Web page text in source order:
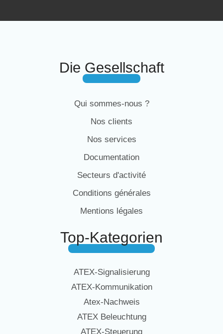
Die Gesellschaft
Qui sommes-nous ?
Nos clients
Nos services
Documentation
Secteurs d'activité
Conditions générales
Mentions légales
Top-Kategorien
ATEX-Signalisierung
ATEX-Kommunikation
Atex-Nachweis
ATEX Beleuchtung
ATEX-Steuerung